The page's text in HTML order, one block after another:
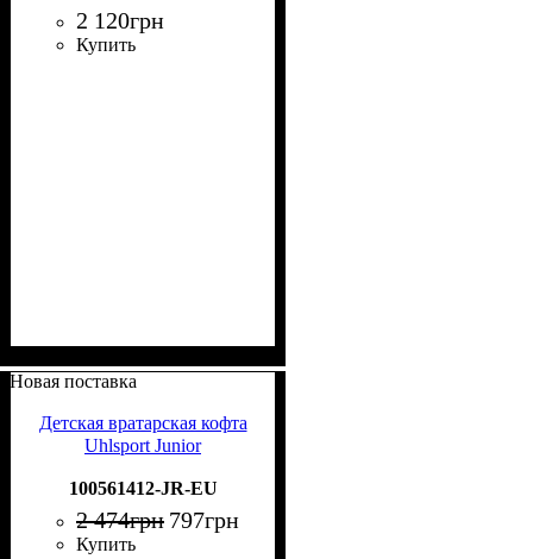
2 120грн
Купить
Новая поставка
Детская вратарская кофта
Uhlsport Junior
100561412-JR-EU
2 474грн 797грн
Купить